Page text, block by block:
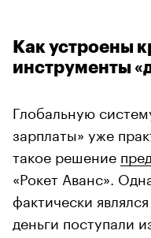
Как устроены
инструменты
Глобальную
зарплаты» уже
такое решение
«Рокет Аванс».
фактически
деньги поступали